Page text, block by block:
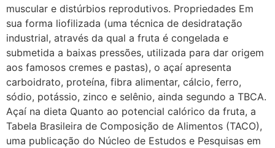
muscular e distúrbios reprodutivos. Propriedades Em
sua forma liofilizada (uma técnica de desidratação
industrial, através da qual a fruta é congelada e
submetida a baixas pressões, utilizada para dar origem
aos famosos cremes e pastas), o açaí apresenta
carboidrato, proteína, fibra alimentar, cálcio, ferro,
sódio, potássio, zinco e selênio, ainda segundo a TBCA.
Açaí na dieta Quanto ao potencial calórico da fruta, a
Tabela Brasileira de Composição de Alimentos (TACO),
uma publicação do Núcleo de Estudos e Pesquisas em